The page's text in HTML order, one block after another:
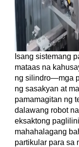
Isang sistemang
mataas na
ng silindro—mga
ng sasakyan at
pamamagitan ng
dalawang robot
eksaktong
mahahalagang
partikular para sa